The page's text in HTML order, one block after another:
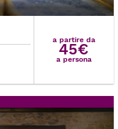
a partire da
45€
a persona